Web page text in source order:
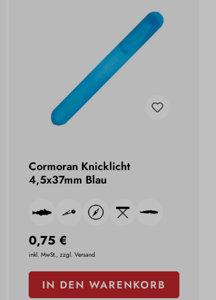
Cormoran Knicklicht
4,5x37mm Blau
0,75 €
inkl. MwSt., zzgl. Versand
IN DEN WARENKORB